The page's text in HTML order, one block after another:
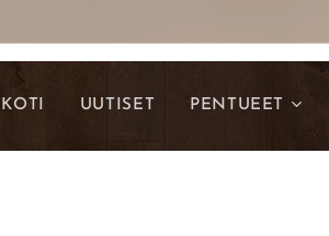
KOTI UUTISET PENTUEET